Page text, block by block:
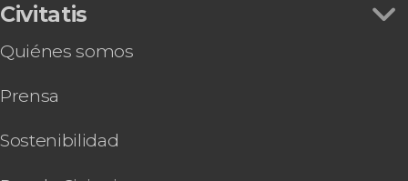
Civitatis
Quiénes somos
Prensa
Sostenibilidad